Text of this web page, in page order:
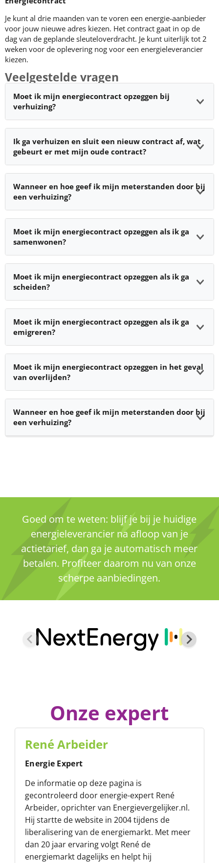
Je kunt al drie maanden van te voren een energie-aanbieder
voor jouw nieuwe adres kiezen. Het contract gaat in op de
dag van de geplande sleuteloverdracht. Je kunt uiterlijk tot 2
weken voor de oplevering nog voor een energieleverancier
kiezen.
Veelgestelde vragen
Moet ik mijn energiecontract opzeggen bij
verhuizing?
Ik ga verhuizen en sluit een nieuw contract af, wat
gebeurt er met mijn oude contract?
Wanneer en hoe geef ik mijn meterstanden door bij
een verhuizing?
Moet ik mijn energiecontract opzeggen als ik ga
samenwonen?
Moet ik mijn energiecontract opzeggen als ik ga
scheiden?
Moet ik mijn energiecontract opzeggen als ik ga
emigreren?
Moet ik mijn energiecontract opzeggen in het geval
van overlijden?
Wanneer en hoe geef ik mijn meterstanden door bij
een verhuizing?
Goed om te weten: blijf je bij je huidige
energieleverancier na afloop van je
actietarief, dan ga je automatisch meer
betalen. Profiteer daarom nu van onze
scherpe aanbiedingen.
Onze expert
René Arbeider
Energie Expert
De informatie op deze pagina is
gecontroleerd door energie-expert René
Arbeider, oprichter van Energievergelijker.nl.
Hij startte de website in 2004 tijdens de
liberalisering van de energiemarkt. Met meer
dan 20 jaar ervaring volgt René de
energiemarkt dagelijks en helpt hij